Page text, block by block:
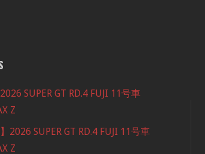
SUPER GT RD.4 FUJI 11号車
Z
2026 SUPER GT RD.4 FUJI 11号車
Z